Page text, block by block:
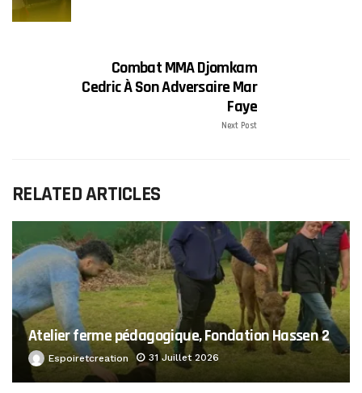
Combat MMA Djomkam
Cedric À Son Adversaire Mar
Faye
Next Post
RELATED ARTICLES
Atelier ferme pédagogique, Fondation Hassen 2
Espoiretcreation 31 Juillet 2026